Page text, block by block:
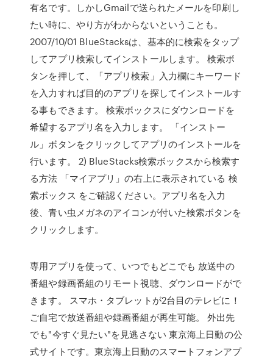
有名です。しかしGmailで送られたメールを印刷し
たい時に、やり方がわからないということも。
2007/10/01 BlueStacksは、基本的に検索をタップ
してアプリ検索してインストールします。 検索ボ
タンを押して、「アプリ検索」入力欄にキーワード
を入力すれば目的のアプリを探してインストールす
る事もできます。 検索ボックスにダウンロードを
希望するアプリ名を入力します。 「インストー
ル」ボタンをクリックしてアプリのインストールを
行います。 2) BlueStacks検索ボックスから検索す
る方法 「マイアプリ」の右上に表示されている 検
索ボックス をご確認ください。アプリ名を入力
後、青い虫メガネのアイコンが付いた検索ボタンを
クリックします。
専用アプリを使って、いつでもどこでも 放送中の
番組や録画番組のリモート視聴、ダウンロードがで
きます。 スマホ・タブレットが2台目のテレビに！
ご自宅で放送番組や録画番組が再生可能。 外出先
でも"今すぐ見たい"を見逃さない 東京海上日動の公
式サイトです。東京海上日動のスマートフォンアプ